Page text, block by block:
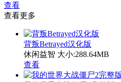
查看
查看更多
背叛Betrayed汉化版
休闲益智 大小:288.64MB
查看